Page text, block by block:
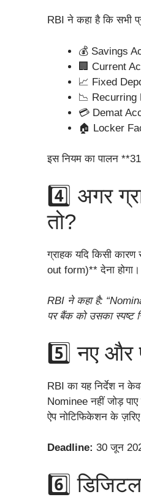
RBI ने कहा है कि सभी
💰 Savings
🏢 Current
📈 Fixed
📉 Recurring
💳 Demat
🏠 Locker
इस नियम का पालन
4️⃣ अगर
तो?
ग्राहक यदि किसी
out form)** देना होगा।
RBI ने कहा है:
पर बैंक को उसका स्पष्ट
5️⃣ नए और
RBI का यह निर्देश न
Nominee नहीं जोड़
ऐप नोटिफिकेशन के
Deadline: 30 जून
6️⃣